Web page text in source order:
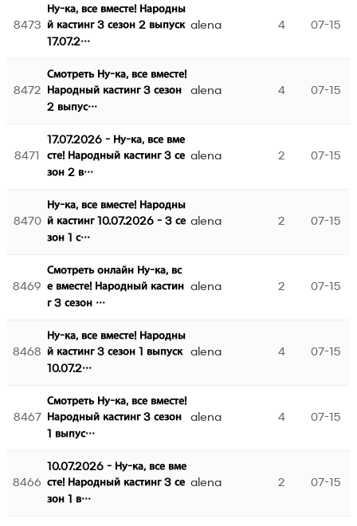
8473
Ну-ка, все вместе! Народны
й кастинг 3 сезон 2 выпуск
17.07.2…
alena 4 07-15
8472
Смотреть Ну-ка, все вместе!
Народный кастинг 3 сезон
2 выпус…
alena 4 07-15
8471
17.07.2026 - Ну-ка, все вме
сте! Народный кастинг 3 се
зон 2 в…
alena 2 07-15
8470
Ну-ка, все вместе! Народны
й кастинг 10.07.2026 - 3 се
зон 1 с…
alena 2 07-15
8469
Смотреть онлайн Ну-ка, вс
е вместе! Народный кастин
г 3 сезон …
alena 2 07-15
8468
Ну-ка, все вместе! Народны
й кастинг 3 сезон 1 выпуск
10.07.2…
alena 4 07-15
8467
Смотреть Ну-ка, все вместе!
Народный кастинг 3 сезон
1 выпус…
alena 4 07-15
8466
10.07.2026 - Ну-ка, все вме
сте! Народный кастинг 3 се
зон 1 в…
alena 2 07-15